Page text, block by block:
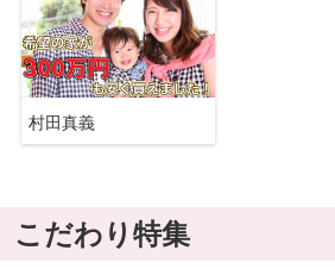
村田真義
こだわり特集